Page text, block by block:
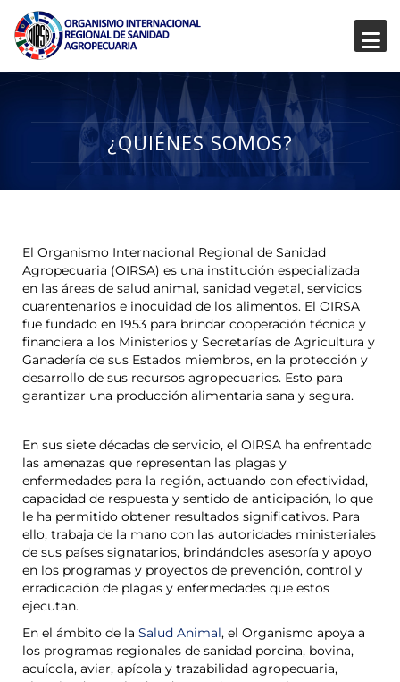
¿QUIÉNES SOMOS?
El Organismo Internacional Regional de Sanidad
Agropecuaria (OIRSA) es una institución especializada
en las áreas de salud animal, sanidad vegetal, servicios
cuarentenarios e inocuidad de los alimentos. El OIRSA
fue fundado en 1953 para brindar cooperación técnica y
financiera a los Ministerios y Secretarías de Agricultura y
Ganadería de sus Estados miembros, en la protección y
desarrollo de sus recursos agropecuarios. Esto para
garantizar una producción alimentaria sana y segura.
En sus siete décadas de servicio, el OIRSA ha enfrentado
las amenazas que representan las plagas y
enfermedades para la región, actuando con efectividad,
capacidad de respuesta y sentido de anticipación, lo que
le ha permitido obtener resultados significativos. Para
ello, trabaja de la mano con las autoridades ministeriales
de sus países signatarios, brindándoles asesoría y apoyo
en los programas y proyectos de prevención, control y
erradicación de plagas y enfermedades que estos
ejecutan.
En el ámbito de la Salud Animal, el Organismo apoya a
los programas regionales de sanidad porcina, bovina,
acuícola, aviar, apícola y trazabilidad agropecuaria,